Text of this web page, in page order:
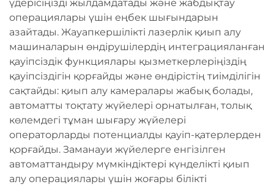
үдерісіңізді жылдамдатады және жабдықтау
операциялары үшін еңбек шығындарын
азайтады. Жауапкершілікті лазерлік қиып алу
машиналарын өндірушілердің интеграцияланған
қауіпсіздік функциялары қызметкерлеріңіздің
қауіпсіздігін қорғайды және өндірістің тиімділігін
сақтайды: қиып алу камералары жабық болады,
автоматты тоқтату жүйелері орнатылған, толық
көлемдегі тұман шығару жүйелері
операторларды потенциалды қауіп-қатерлерден
қорғайды. Заманауи жүйелерге енгізілген
автоматтандыру мүмкіндіктері күнделікті қиып
алу операциялары үшін жоғары білікті